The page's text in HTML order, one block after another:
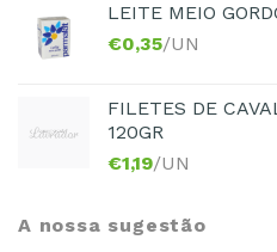
LEITE MEIO
€0,35/UN
FILETES DE
120GR
€1,19/UN
A nossa sugestão